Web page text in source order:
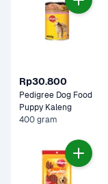
Rp30.800
Pedigree Dog Food
Puppy Kaleng
400 gram